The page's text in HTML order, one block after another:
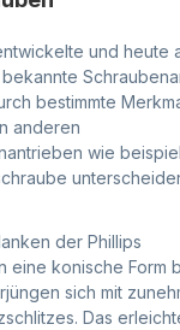
und heute
bestimmte
anderen
wie
der Phillips
eine konische Form
sich mit
Das